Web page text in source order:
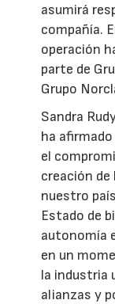
asumirá
compañía.
operación
parte de
Grupo
Sandra
ha
el
creación
nuestro
Estado de
autonomía
en un
la industria
alianzas y